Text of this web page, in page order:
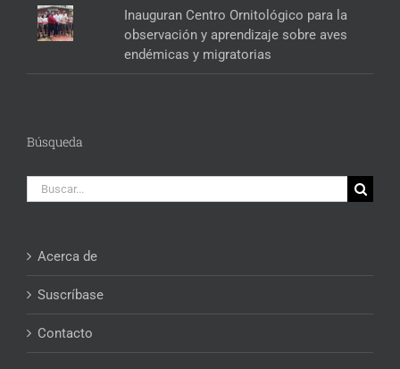
Inauguran Centro Ornitológico para la
observación y aprendizaje sobre aves
endémicas y migratorias
Búsqueda
Buscar:
Acerca de
Suscríbase
Contacto